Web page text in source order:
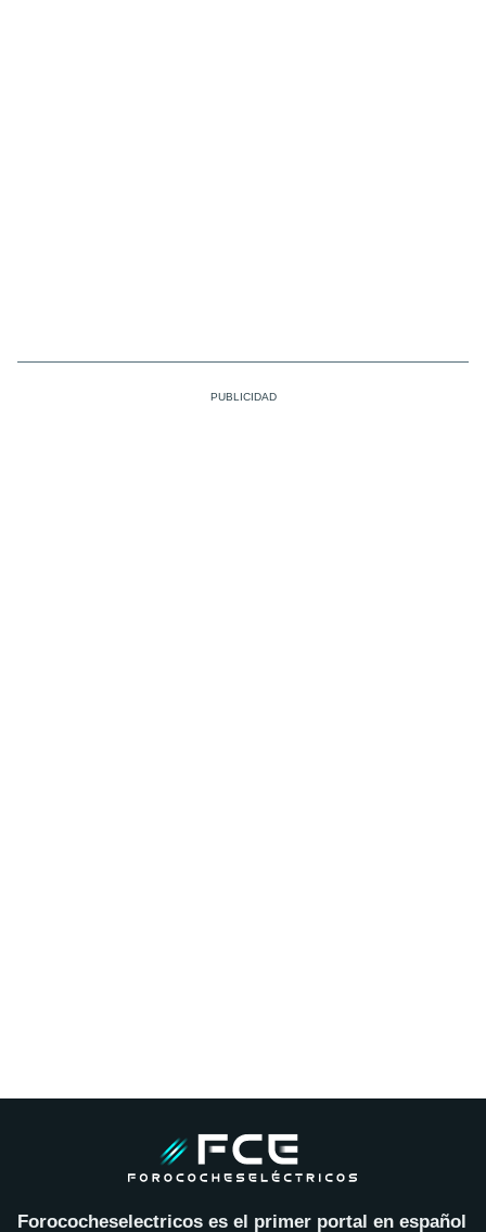
Forococheselectricos es el primer portal en español